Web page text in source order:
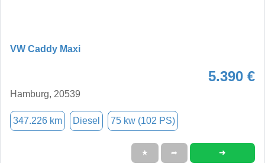
VW Caddy Maxi
5.390 €
Hamburg, 20539
347.226 km Diesel 75 kw (102 PS)
★ ➦ ➜